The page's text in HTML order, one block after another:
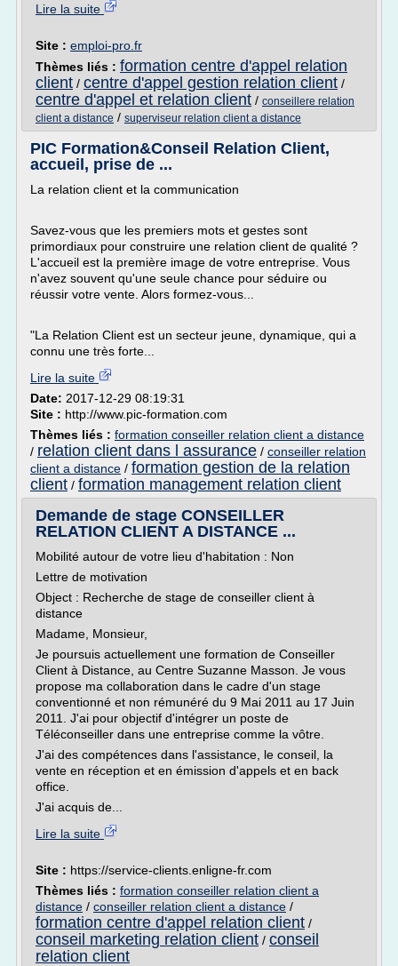
Lire la suite
Site : emploi-pro.fr
Thèmes liés : formation centre d'appel relation
client / centre d'appel gestion relation client /
centre d'appel et relation client / conseillere relation
client a distance / superviseur relation client a distance
PIC Formation&Conseil Relation Client,
accueil, prise de ...
La relation client et la communication
Savez-vous que les premiers mots et gestes sont
primordiaux pour construire une relation client de qualité ?
L'accueil est la première image de votre entreprise. Vous
n'avez souvent qu'une seule chance pour séduire ou
réussir votre vente. Alors formez-vous...
"La Relation Client est un secteur jeune, dynamique, qui a
connu une très forte...
Lire la suite
Date: 2017-12-29 08:19:31
Site : http://www.pic-formation.com
Thèmes liés : formation conseiller relation client a distance
/ relation client dans l assurance / conseiller relation
client a distance / formation gestion de la relation
client / formation management relation client
Demande de stage CONSEILLER
RELATION CLIENT A DISTANCE ...
Mobilité autour de votre lieu d'habitation : Non
Lettre de motivation
Object : Recherche de stage de conseiller client à
distance
Madame, Monsieur,
Je poursuis actuellement une formation de Conseiller
Client à Distance, au Centre Suzanne Masson. Je vous
propose ma collaboration dans le cadre d'un stage
conventionné et non rémunéré du 9 Mai 2011 au 17 Juin
2011. J'ai pour objectif d'intégrer un poste de
Téléconseiller dans une entreprise comme la vôtre.
J'ai des compétences dans l'assistance, le conseil, la
vente en réception et en émission d'appels et en back
office.
J'ai acquis de...
Lire la suite
Site : https://service-clients.enligne-fr.com
Thèmes liés : formation conseiller relation client a
distance / conseiller relation client a distance /
formation centre d'appel relation client /
conseil marketing relation client / conseil
relation client